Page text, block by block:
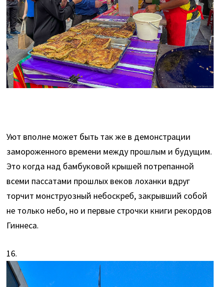
Уют вполне может быть так же в демонстрации
замороженного времени между прошлым и будущим.
Это когда над бамбуковой крышей потрепанной
всеми пассатами прошлых веков лоханки вдруг
торчит монструозный небоскреб, закрывший собой
не только небо, но и первые строчки книги рекордов
Гиннеса.
16.